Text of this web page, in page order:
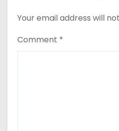
Your email address will
Comment *